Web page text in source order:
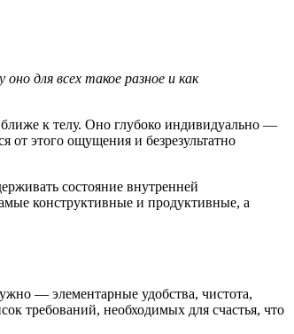
для всех такое разное и как
к телу. Оно глубоко индивидуально —
этого ощущения и безрезультатно
состояние внутренней
конструктивные и продуктивные, а
— элементарные удобства, чистота,
требований, необходимых для счастья, что